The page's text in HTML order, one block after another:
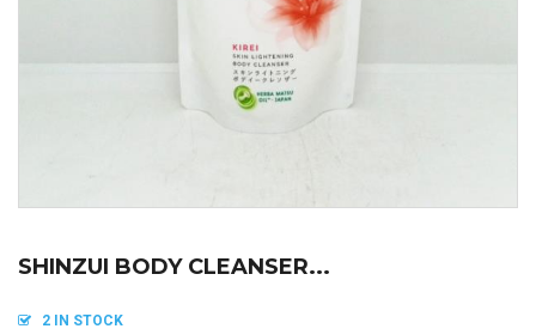
SHINZUI BODY CLEANSER...
2 IN STOCK